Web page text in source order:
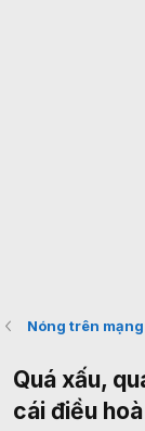
Nóng trên mạng
Quá xấu,
cái điều